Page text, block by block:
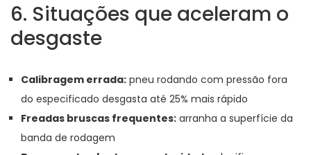
6. Situações que aceleram o
desgaste
Calibragem errada: pneu rodando com pressão fora
do especificado desgasta até 25% mais rápido
Freadas bruscas frequentes: arranha a superfície da
banda de rodagem